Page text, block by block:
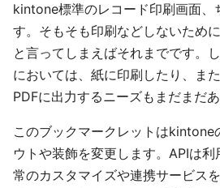
kintone標準のレコード印刷画面、
す。そもそも印刷などしないため
と言ってしまえばそれまでです。
においては、紙に印刷したり、ま
PDFに出力するニーズもまだまだ
このブックマークレットはkintone
ウトや装飾を変更します。APIは
常のカスタマイズや連携サービス